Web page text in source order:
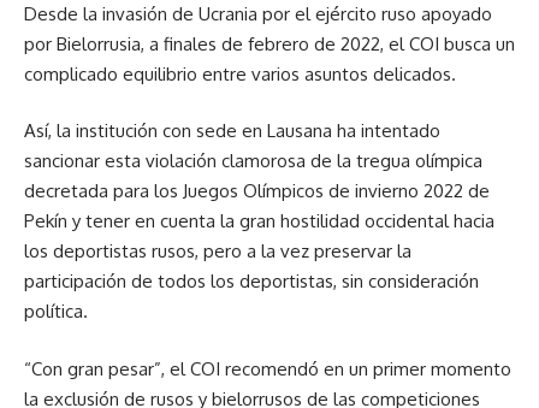
Desde la invasión de Ucrania por el ejército ruso apoyado
por Bielorrusia, a finales de febrero de 2022, el COI busca un
complicado equilibrio entre varios asuntos delicados.
Así, la institución con sede en Lausana ha intentado
sancionar esta violación clamorosa de la tregua olímpica
decretada para los Juegos Olímpicos de invierno 2022 de
Pekín y tener en cuenta la gran hostilidad occidental hacia
los deportistas rusos, pero a la vez preservar la
participación de todos los deportistas, sin consideración
política.
“Con gran pesar”, el COI recomendó en un primer momento
la exclusión de rusos y bielorrusos de las competiciones